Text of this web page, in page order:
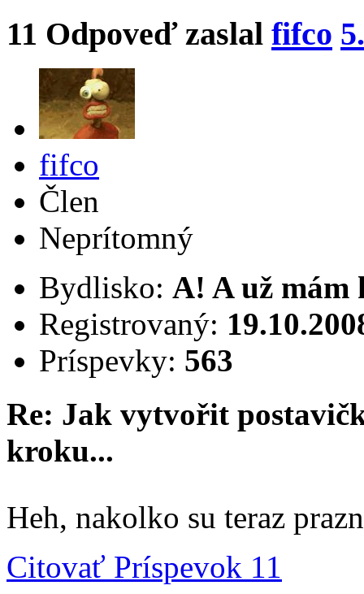
11 Odpoveď zaslal fifco
fifco
Člen
Neprítomný
Bydlisko: A! A už mám
Registrovaný:
Príspevky: 563
Re: Jak vytvořit
kroku...
Heh, nakolko su teraz
Citovať Príspevok 11